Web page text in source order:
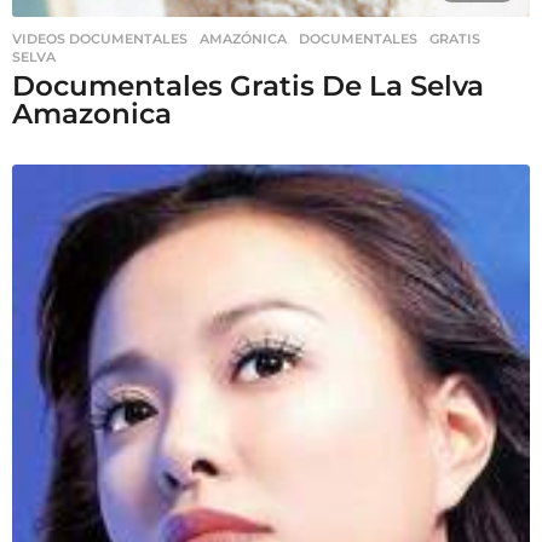
VIDEOS DOCUMENTALES AMAZÓNICA ,DOCUMENTALES ,GRATIS
SELVA
Documentales Gratis De La Selva
Amazonica